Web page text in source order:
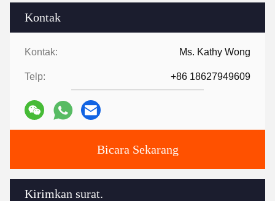
Kontak
Kontak: Ms. Kathy Wong
Telp: +86 18627949609
Bicara Sekarang
Kirimkan surat.